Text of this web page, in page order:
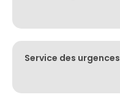
Service des urgences